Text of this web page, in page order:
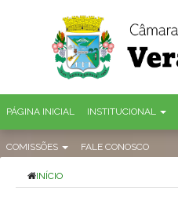
PÁGINA INICIAL INSTITUCIONAL
COMISSÕES FALE CONOSCO
INÍCIO